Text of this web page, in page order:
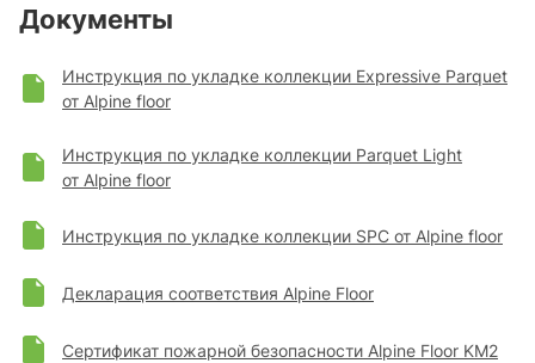
Документы
Инструкция по укладке коллекции Expressive Parquet
от Alpine floor
Инструкция по укладке коллекции Parquet Light
от Alpine floor
Инструкция по укладке коллекции SPC от Alpine floor
Декларация соответствия Alpine Floor
Сертификат пожарной безопасности Alpine Floor KM2